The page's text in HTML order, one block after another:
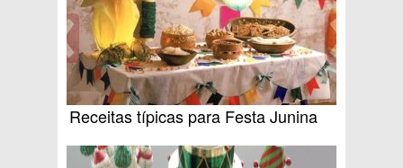
Receitas típicas para Festa Junina